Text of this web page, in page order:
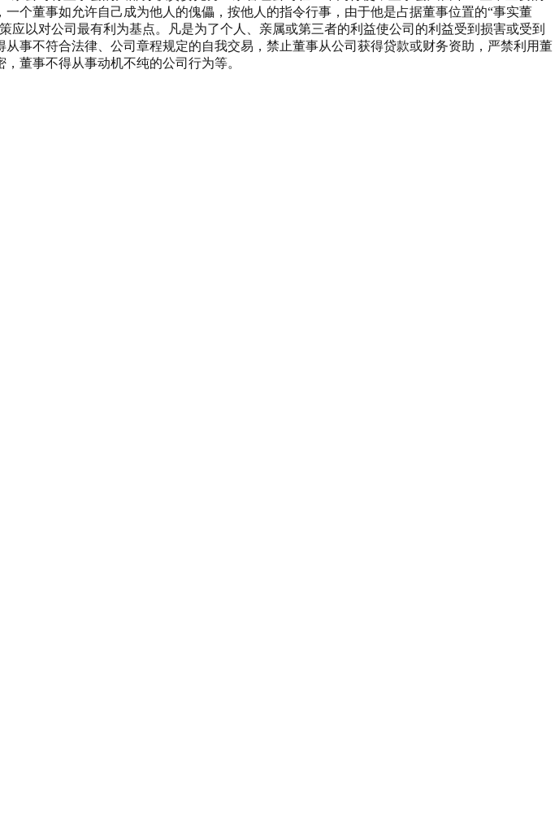
个董事如允许自己成为他人的傀儡，按他人的指令行事，由于他是占据董事位置的“事实董
以对公司最有利为基点。凡是为了个人、亲属或第三者的利益使公司的利益受到损害或受到
事不符合法律、公司章程规定的自我交易，禁止董事从公司获得贷款或财务资助，严禁利用董
董事不得从事动机不纯的公司行为等。